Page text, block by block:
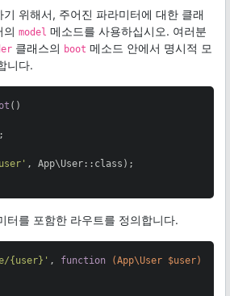
위해서, 주어진 파라미터에 대한 클래
의 model 메소드를 사용하십시오. 여러분
클래스의 boot 메소드 안에서 명시적 모
니다.
()
, App\User::class);
터를 포함한 라우트를 정의합니다.
{user}' , function (App\User $user)